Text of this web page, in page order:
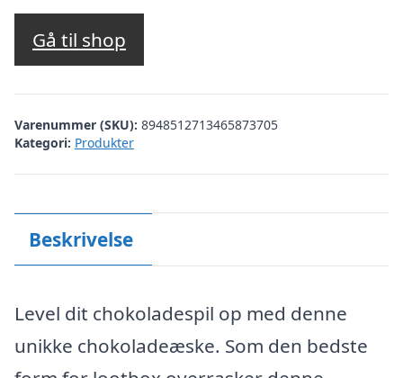
Gå til shop
Varenummer (SKU): 8948512713465873705
Kategori: Produkter
Beskrivelse
Level dit chokoladespil op med denne
unikke chokoladeæske. Som den bedste